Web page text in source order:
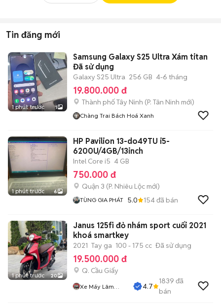
Tin đăng mới
1 phút trước 1
Samsung Galaxy S25 Ultra Xám titan
Đã sử dụng
Galaxy S25 Ultra 256 GB 4-6 tháng
19.800.000 đ
Thành phố Tây Ninh (P. Tân Ninh mới)
Chàng Trai Bách Hoá Xanh
1 phút trước 6
HP Pavilion 13-do49TU i5-
6200U/4GB/13inch
Intel Core i5 4 GB
750.000 đ
Quận 3 (P. Nhiêu Lộc mới)
TÙNG GIA PHÁT 5.0 154đã bán
1 phút trước 20
Janus 125fi đỏ nhám sport cuối 2021
khoá smartkey
2021 Tay ga 100 - 175 cc Đã sử dụng
19.500.000 đ
Q. Cầu Giấy
Xe Máy Lâm
4.7
1839 đã
bán